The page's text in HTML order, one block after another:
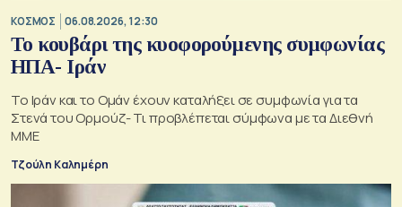
ΚΟΣΜΟΣ 06.08.2026, 12:30
Το κουβάρι της κυοφορούμενης συμφωνίας
ΗΠΑ- Ιράν
Το Ιράν και το Ομάν έχουν καταλήξει σε συμφωνία για τα
Στενά του Ορμούζ- Τι προβλέπεται σύμφωνα με τα Διεθνή
ΜΜΕ
Τζούλη Καλημέρη